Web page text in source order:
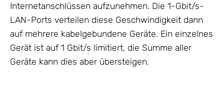
Internetanschlüssen aufzunehmen. Die 1-Gbit/s-
LAN-Ports verteilen diese Geschwindigkeit dann
auf mehrere kabelgebundene Geräte. Ein einzelnes
Gerät ist auf 1 Gbit/s limitiert, die Summe aller
Geräte kann dies aber übersteigen.